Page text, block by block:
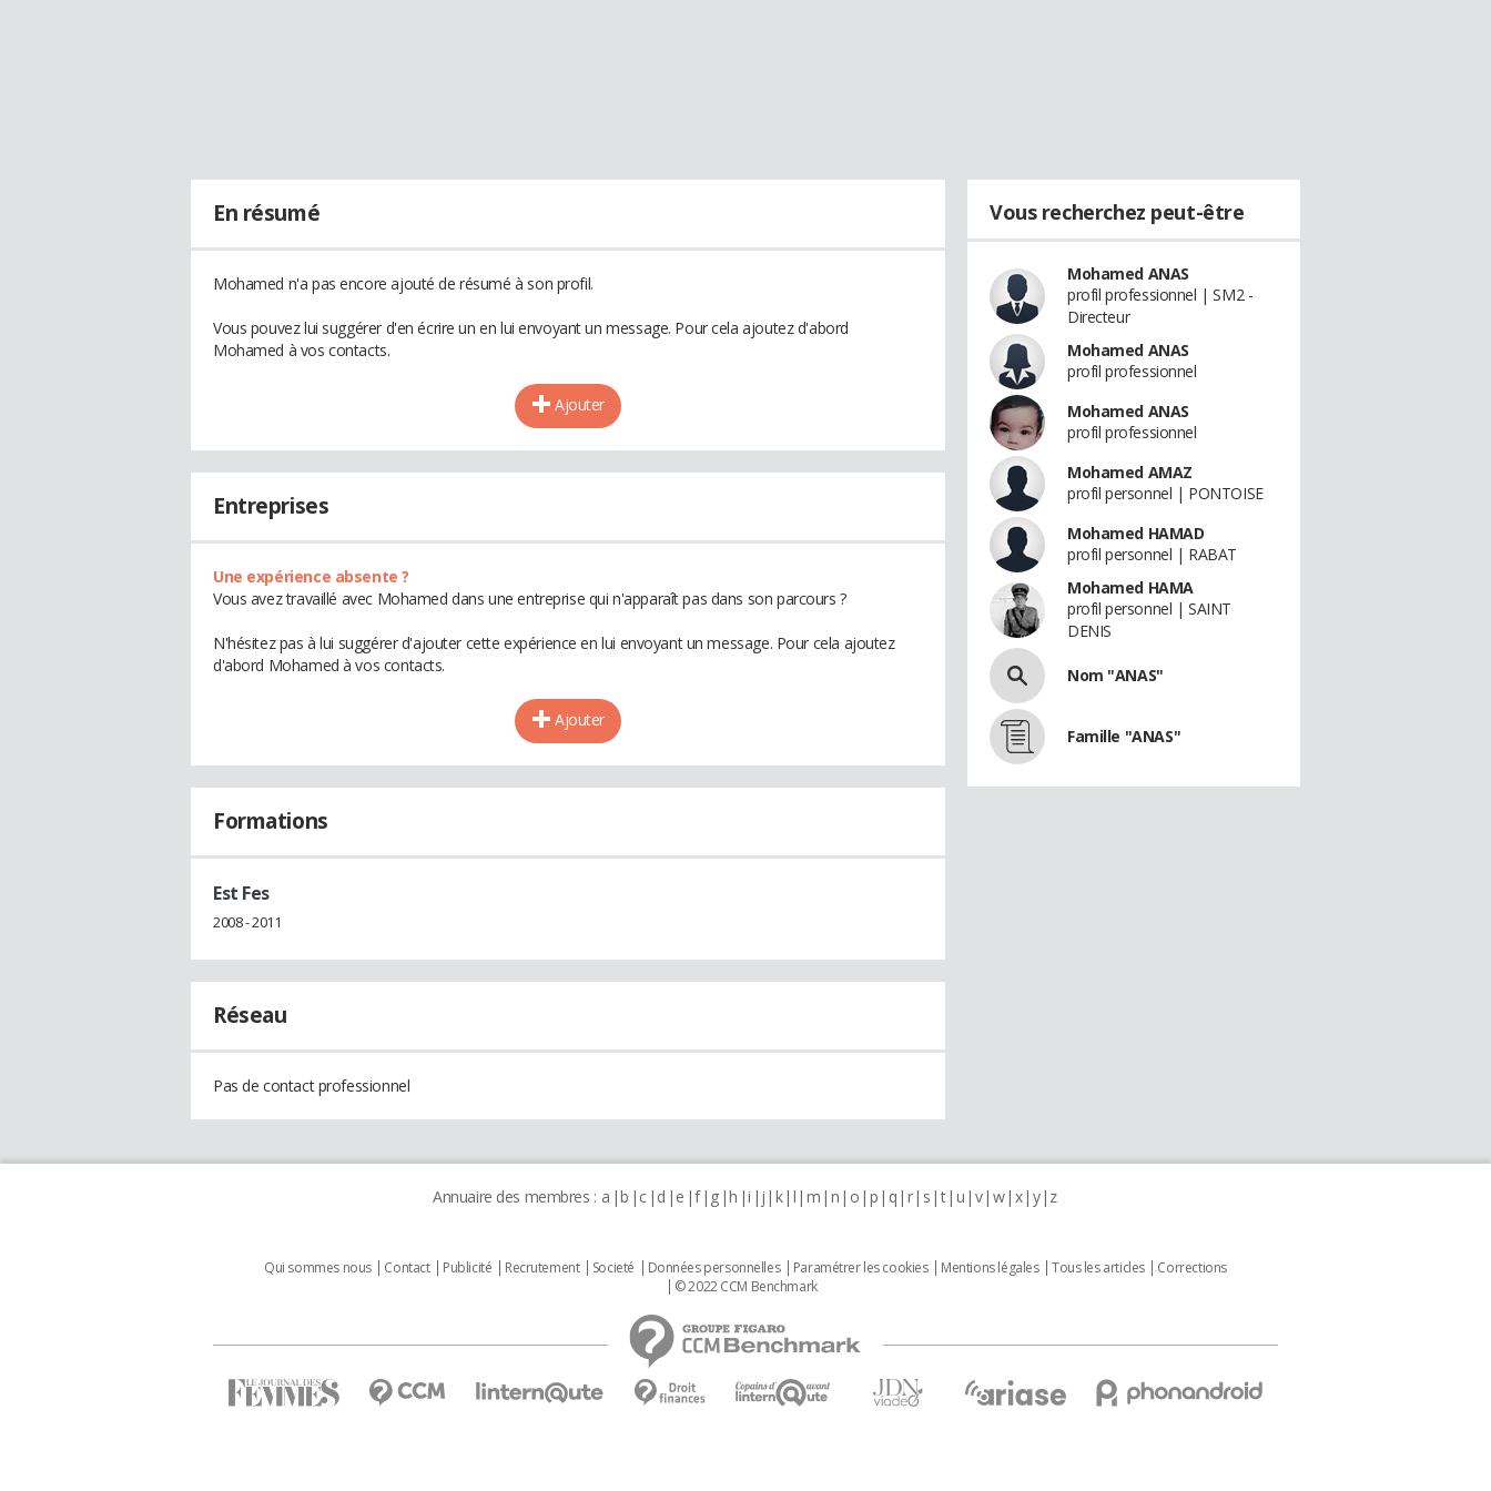
En résumé
Mohamed n'a pas encore ajouté de résumé à son profil.
Vous pouvez lui suggérer d'en écrire un en lui envoyant un message. Pour cela ajoutez d'abord
Mohamed à vos contacts.
Ajouter
Entreprises
Une expérience absente ?
Vous avez travaillé avec Mohamed dans une entreprise qui n'apparaît pas dans son parcours ?
N'hésitez pas à lui suggérer d'ajouter cette expérience en lui envoyant un message. Pour cela ajoutez
d'abord Mohamed à vos contacts.
Ajouter
Formations
Est Fes
2008 - 2011
Réseau
Pas de contact professionnel
Vous recherchez peut-être
Mohamed ANAS
profil professionnel | SM2 -
Directeur
Mohamed ANAS
profil professionnel
Mohamed ANAS
profil professionnel
Mohamed AMAZ
profil personnel | PONTOISE
Mohamed HAMAD
profil personnel | RABAT
Mohamed HAMA
profil personnel | SAINT
DENIS
Nom "ANAS"
Famille "ANAS"
Annuaire des membres : a b c d e f g h i j k l m n o p q r s t u v w x y z
Qui sommes nous Contact Publicité Recrutement Societé Données personnelles Paramétrer les cookies Mentions légales Tous les articles
Corrections
© 2022 CCM Benchmark